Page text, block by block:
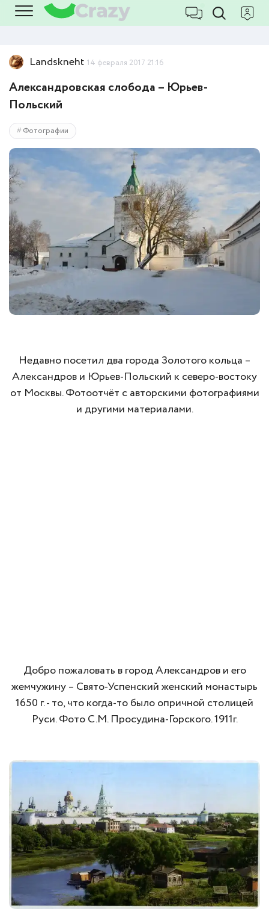
Landskneht 14 февраля 2017 21:16
Александровская слобода – Юрьев-
Польский
Фотографии
Недавно посетил два города Золотого кольца –
Александров и Юрьев-Польский к северо-востоку
от Москвы. Фотоотчёт с авторскими фотографиями
и другими материалами.
Добро пожаловать в город Александров и его
жемчужину – Свято-Успенский женский монастырь
1650 г. - то, что когда-то было опричной столицей
Руси. Фото С.М. Просудина-Горского. 1911г.